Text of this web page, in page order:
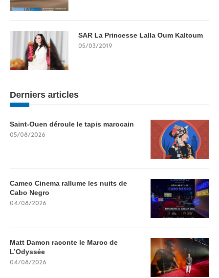
SAR La Princesse Lalla Oum Kaltoum
05/03/2019
Derniers articles
Saint-Ouen déroule le tapis marocain
05/08/2026
Cameo Cinema rallume les nuits de
Cabo Negro
04/08/2026
Matt Damon raconte le Maroc de
L’Odyssée
04/08/2026